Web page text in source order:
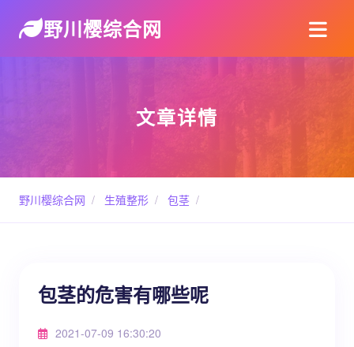
野川樱综合网
文章详情
野川樱综合网 / 生殖整形 / 包茎 /
包茎的危害有哪些呢
2021-07-09 16:30:20